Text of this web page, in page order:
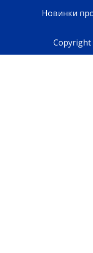
Новинки
Copyright